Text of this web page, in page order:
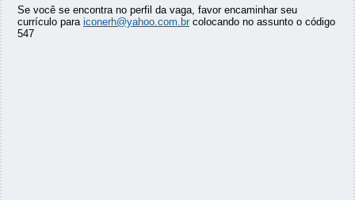
Se você se encontra no perfil da vaga, favor encaminhar seu
currículo para iconerh@yahoo.com.brcolocando no assunto o código
547